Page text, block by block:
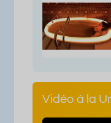
Vidéo à la